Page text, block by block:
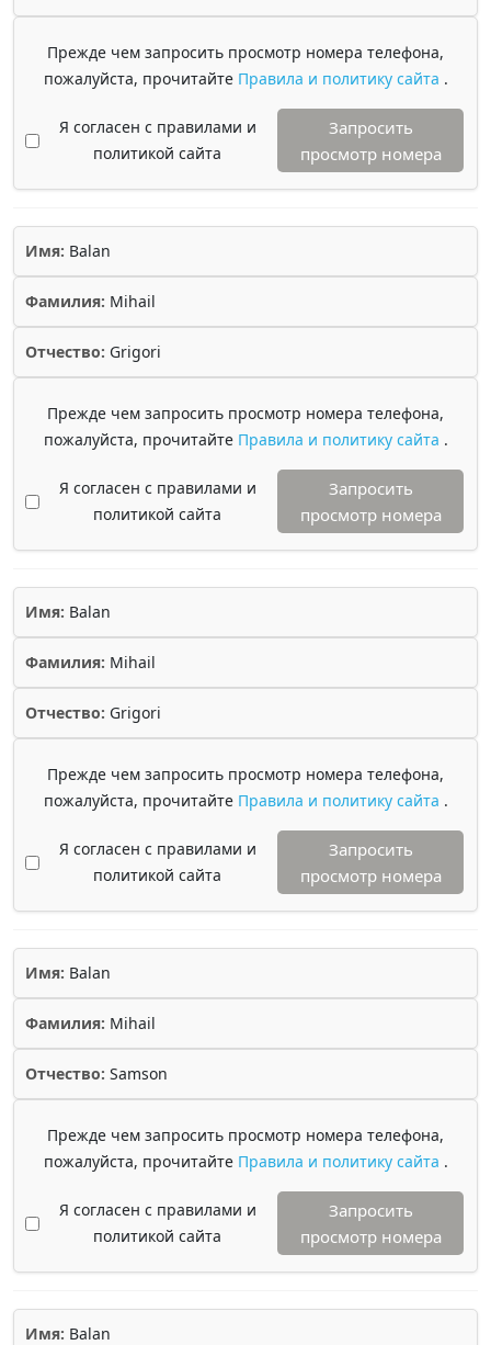
Прежде чем запросить просмотр номера телефона,
пожалуйста, прочитайте Правила и политику сайта .
Я согласен с правилами и
политикой сайта
Запросить
просмотр номера
Имя: Balan
Фамилия: Mihail
Отчество: Grigori
Прежде чем запросить просмотр номера телефона,
пожалуйста, прочитайте Правила и политику сайта .
Я согласен с правилами и
политикой сайта
Запросить
просмотр номера
Имя: Balan
Фамилия: Mihail
Отчество: Grigori
Прежде чем запросить просмотр номера телефона,
пожалуйста, прочитайте Правила и политику сайта .
Я согласен с правилами и
политикой сайта
Запросить
просмотр номера
Имя: Balan
Фамилия: Mihail
Отчество: Samson
Прежде чем запросить просмотр номера телефона,
пожалуйста, прочитайте Правила и политику сайта .
Я согласен с правилами и
политикой сайта
Запросить
просмотр номера
Имя: Balan